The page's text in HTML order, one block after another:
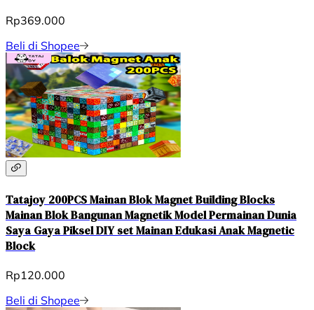
Rp369.000
Beli di Shopee
Tatajoy 200PCS Mainan Blok Magnet Building Blocks
Mainan Blok Bangunan Magnetik Model Permainan Dunia
Saya Gaya Piksel DIY set Mainan Edukasi Anak Magnetic
Block
Rp120.000
Beli di Shopee